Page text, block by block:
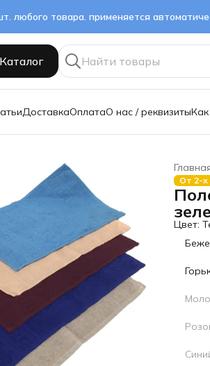
любого товара. применяется
Каталог
ДоставкаОплатаО нас / реквизитыКак
От 2-х
Цвет: